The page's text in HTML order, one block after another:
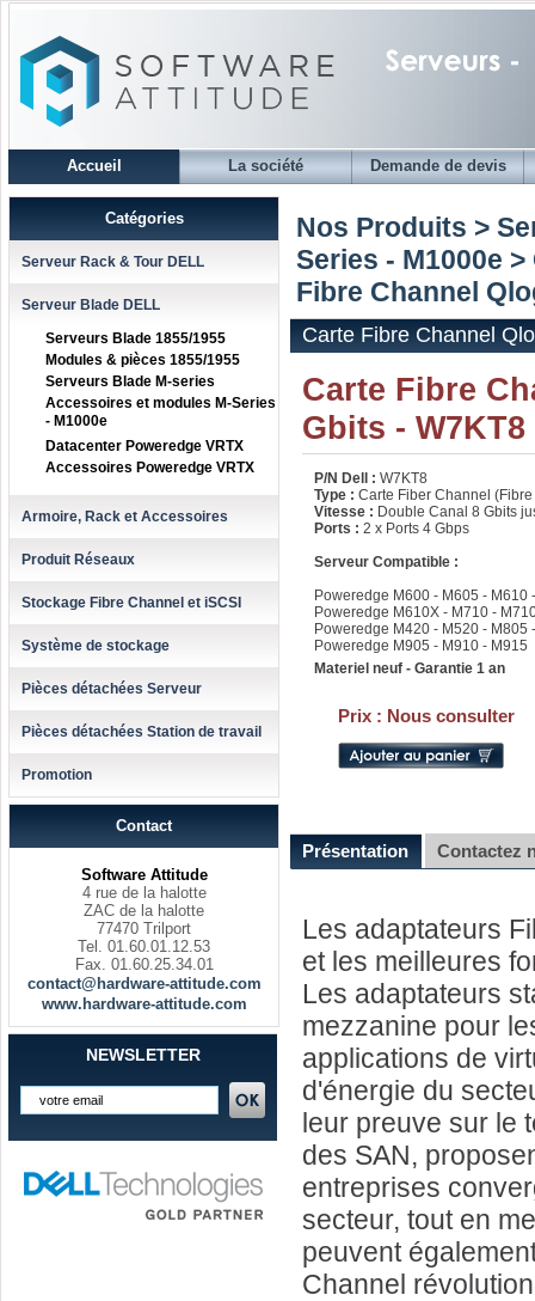
Accueil La société Demande de devis
Catégories
Serveur Rack & Tour DELL
Serveur Blade DELL
Serveurs Blade 1855/1955
Modules & pièces 1855/1955
Serveurs Blade M-series
Accessoires et modules M-Series
- M1000e
Datacenter Poweredge VRTX
Accessoires Poweredge VRTX
Armoire, Rack et Accessoires
Produit Réseaux
Stockage Fibre Channel et iSCSI
Système de stockage
Pièces détachées Serveur
Pièces détachées Station de travail
Promotion
Contact
Software Attitude
4 rue de la halotte
ZAC de la halotte
77470 Trilport
Tel. 01.60.01.12.53
Fax. 01.60.25.34.01
contact@hardware-attitude.com
www.hardware-attitude.com
NEWSLETTER
Nos Produits >
Series - M1000e >
Fibre Channel
Carte Fibre Channel
Carte Fibre
Gbits - W7KT8
P/N Dell : W7KT8
Type : Carte Fiber Channel
Vitesse : Double Canal 8 Gbits
Ports : 2 x Ports 4 Gbps
Serveur Compatible :
Poweredge M600 - M605 - M610
Poweredge M610X - M710 -
Poweredge M420 - M520 - M805
Poweredge M905 - M910 - M915
Materiel neuf - Garantie 1 an
Prix : Nous consulter
Présentation Contactez
Les adaptateurs
et les meilleures
Les adaptateurs
mezzanine pour
applications de
d'énergie du
leur preuve sur le
des SAN,
entreprises
secteur, tout en
peuvent
Channel